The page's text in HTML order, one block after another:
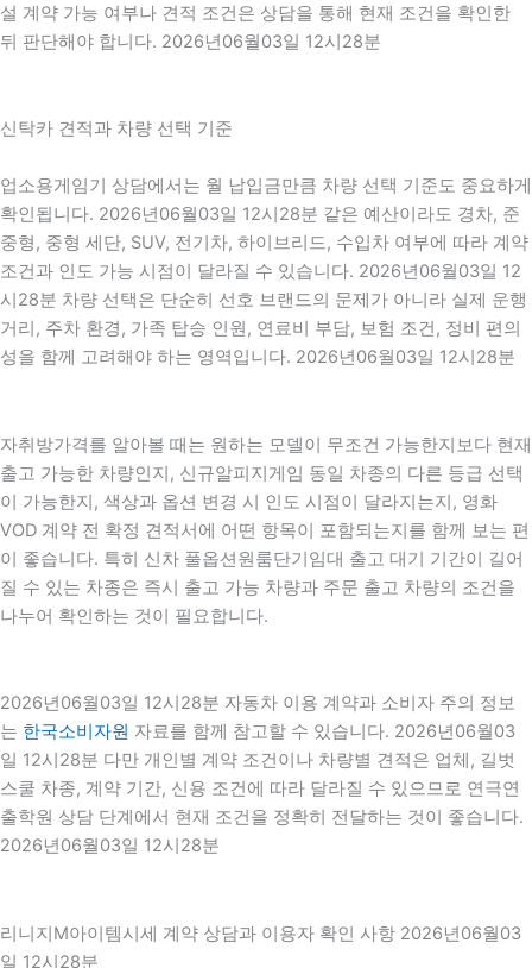
설 계약 가능 여부나 견적 조건은 상담을 통해 현재 조건을 확인한
뒤 판단해야 합니다. 2026년06월03일 12시28분
신탁카 견적과 차량 선택 기준
업소용게임기 상담에서는 월 납입금만큼 차량 선택 기준도 중요하게
확인됩니다. 2026년06월03일 12시28분 같은 예산이라도 경차, 준
중형, 중형 세단, SUV, 전기차, 하이브리드, 수입차 여부에 따라 계약
조건과 인도 가능 시점이 달라질 수 있습니다. 2026년06월03일 12
시28분 차량 선택은 단순히 선호 브랜드의 문제가 아니라 실제 운행
거리, 주차 환경, 가족 탑승 인원, 연료비 부담, 보험 조건, 정비 편의
성을 함께 고려해야 하는 영역입니다. 2026년06월03일 12시28분
자취방가격를 알아볼 때는 원하는 모델이 무조건 가능한지보다 현재
출고 가능한 차량인지, 신규알피지게임 동일 차종의 다른 등급 선택
이 가능한지, 색상과 옵션 변경 시 인도 시점이 달라지는지, 영화
VOD 계약 전 확정 견적서에 어떤 항목이 포함되는지를 함께 보는 편
이 좋습니다. 특히 신차 풀옵션원룸단기임대 출고 대기 기간이 길어
질 수 있는 차종은 즉시 출고 가능 차량과 주문 출고 차량의 조건을
나누어 확인하는 것이 필요합니다.
2026년06월03일 12시28분 자동차 이용 계약과 소비자 주의 정보
는 한국소비자원 자료를 함께 참고할 수 있습니다. 2026년06월03
일 12시28분 다만 개인별 계약 조건이나 차량별 견적은 업체, 길벗
스쿨 차종, 계약 기간, 신용 조건에 따라 달라질 수 있으므로 연극연
출학원 상담 단계에서 현재 조건을 정확히 전달하는 것이 좋습니다.
2026년06월03일 12시28분
리니지M아이템시세 계약 상담과 이용자 확인 사항 2026년06월03
일 12시28분